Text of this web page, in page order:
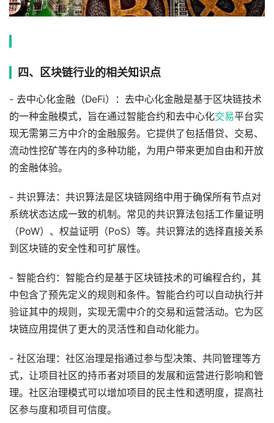
四、区块链行业的相关知识点
- 去中心化金融（DeFi）：去中心化金融是基于区块链技术
的一种金融模式，旨在通过智能合约和去中心化交易平台实
现无需第三方中介的金融服务。它提供了包括借贷、交易、
流动性挖矿等在内的多种功能，为用户带来更加自由和开放
的金融体验。
- 共识算法：共识算法是区块链网络中用于确保所有节点对
系统状态达成一致的机制。常见的共识算法包括工作量证明
（PoW）、权益证明（PoS）等。共识算法的选择直接关系
到区块链的安全性和可扩展性。
- 智能合约：智能合约是基于区块链技术的可编程合约，其
中包含了预先定义的规则和条件。智能合约可以自动执行并
验证其中的规则，实现无需中介的交易和运营活动。它为区
块链应用提供了更大的灵活性和自动化能力。
- 社区治理：社区治理是指通过参与型决策、共同管理等方
式，让项目社区的持币者对项目的发展和运营进行影响和管
理。社区治理模式可以增加项目的民主性和透明度，提高社
区参与度和项目可信度。